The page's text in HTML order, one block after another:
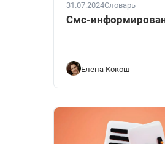
31.07.2024Словарь
Смс-
Елена Кокош